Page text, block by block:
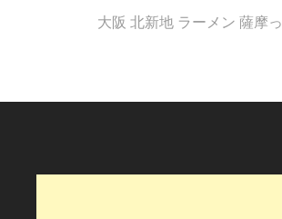
ゲ
シ
大阪 北新地 ラーメン 薩摩